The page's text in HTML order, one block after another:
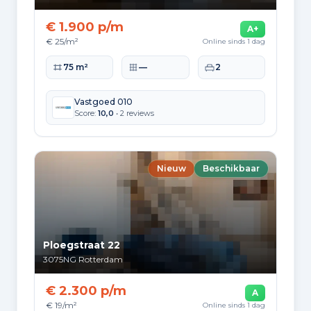
2010 tot 2020 5.469
3.475
Energie en duurzaamheid
Energielabelverdeling
Label C
71.907
51.923 27.838
Label D
26.618 25.314
Label F
€ 1.900 p/m
€ 25/m²
A+
Online sinds 1 dag
Woonoppervlakte
75 m² Perceeloppervlakte
— Slaapkamers
2
Vastgoed 010
Score: 10,0 • 2 reviews
Nieuw Beschikbaar
Ploegstraat 22
3075NG Rotterdam
€ 2.300 p/m
€ 19/m²
A
Online sinds 1 dag